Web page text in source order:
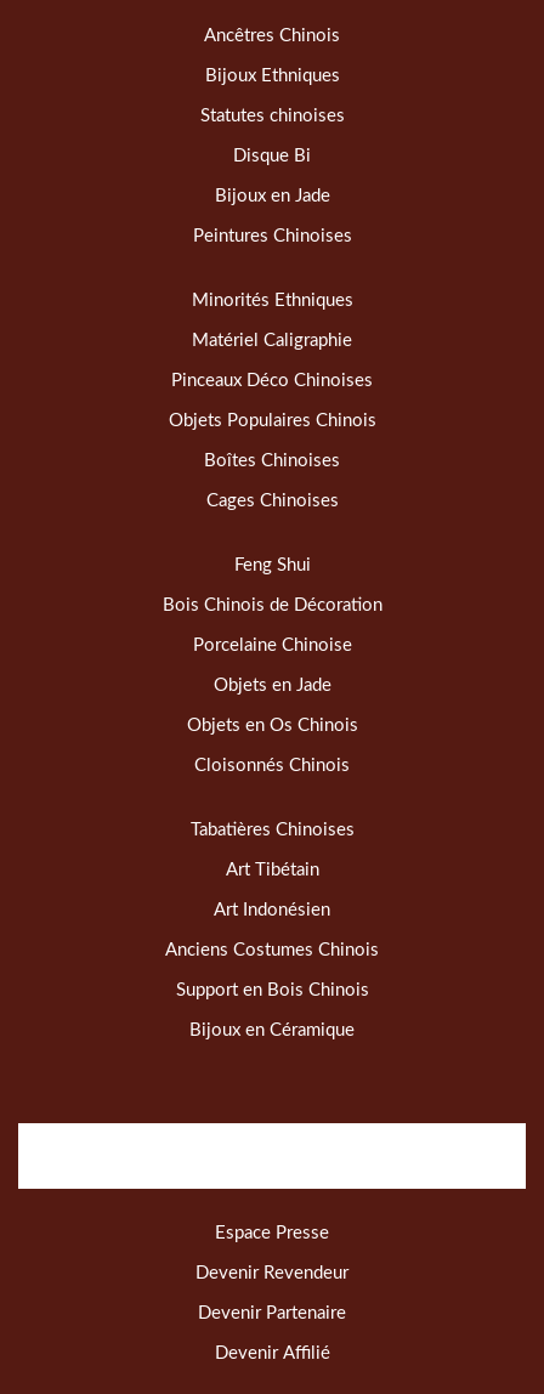
Ancêtres Chinois
Bijoux Ethniques
Statutes chinoises
Disque Bi
Bijoux en Jade
Peintures Chinoises
Minorités Ethniques
Matériel Caligraphie
Pinceaux Déco Chinoises
Objets Populaires Chinois
Boîtes Chinoises
Cages Chinoises
Feng Shui
Bois Chinois de Décoration
Porcelaine Chinoise
Objets en Jade
Objets en Os Chinois
Cloisonnés Chinois
Tabatières Chinoises
Art Tibétain
Art Indonésien
Anciens Costumes Chinois
Support en Bois Chinois
Bijoux en Céramique
Espace Presse
Devenir Revendeur
Devenir Partenaire
Devenir Affilié